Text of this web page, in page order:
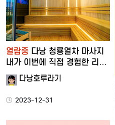
열람중 다낭 청룡열차 마사지
내가 이번에 직접 경험한 리얼
생…다낭호루라기
2023-12-31